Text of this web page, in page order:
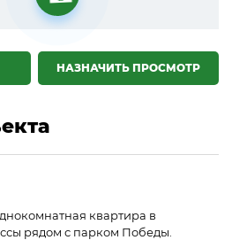
☎
НАЗНАЧИТЬ ПРОСМОТР
квартира в
рядом с парком Победы.